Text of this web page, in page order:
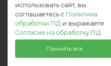
© 2021 Доставка
Flomania24.ru
ВОЛЕВАЧ
Мы получаем и обрабатываем
использовать сайт, вы
соглашаетесь с Политика
обработки ПД и выражаете
Согласие на обработку ПД
Принять все